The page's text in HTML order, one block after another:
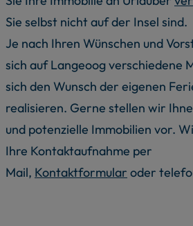
Sie selbst nicht auf der Insel sind.
Je nach Ihren Wünschen und
sich auf Langeoog verschiedene
sich den Wunsch der eigenen
realisieren. Gerne stellen wir
und potenzielle Immobilien vor.
Ihre Kontaktaufnahme per
Mail, Kontaktformular oder